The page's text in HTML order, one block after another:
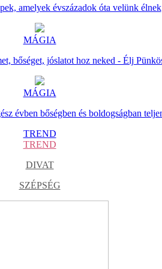
amelyek évszázadok óta velünk élnek
MÁGIA
bőséget, jóslatot hoz neked - Élj
MÁGIA
évben bőségben és boldogságban
TREND
TREND
DIVAT
SZÉPSÉG